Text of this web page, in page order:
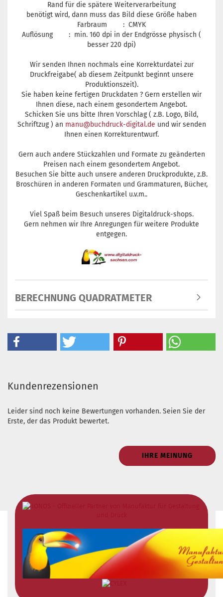
Rand für die spätere Weiterverarbeitung
benötigt wird, dann muss das Bild diese Größe haben
Farbraum : CMYK
Auflösung : min. 160 dpi in der Endgrösse physisch (
besser 220 dpi)
Wir senden Ihnen nochmals eine Korrekturdatei zur
Druckfreigabe( ab diesem Zeitpunkt beginnt unsere
Produktionszeit).
Sie haben keine fertigen Druckdaten ? Gern erstellen wir
Ihnen diese, nach einem gesondertem Angebot.
Schicken Sie uns bitte Ihren Vorschlag ( z.B. Logo, Bild,
Schriftzug ) an manu@buchdruck-digital.de und wir senden
Ihnen einen Korrekturentwurf.
Gern auch andere Stückzahlen und Formate zu geänderten
Preisen nach einem gesondertem Angebot.
Besuchen Sie bitte auch unsere anderen Druckprodukte, z.B.
Broschüren in anderen Formaten und Grammaturen, Bücher,
Geschenkartikel u.v.m..
Viel Spaß beim Besuch unseres Digitaldruck-shops.
Gern nehmen wir Ihre Anregungen für weitere Produkte
entgegen.
BERECHNUNG QUADRATMETER
Kundenrezensionen
Leider sind noch keine Bewertungen vorhanden. Seien Sie der
Erste, der das Produkt bewertet.
IHRE MEINUNG